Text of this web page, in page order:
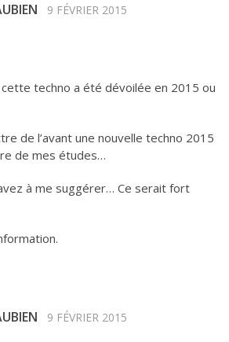
9 FÉVRIER 2015
techno a été dévoilée en 2015 ou
de l’avant une nouvelle techno 2015
de mes études…
à me suggérer… Ce serait fort
9 FÉVRIER 2015